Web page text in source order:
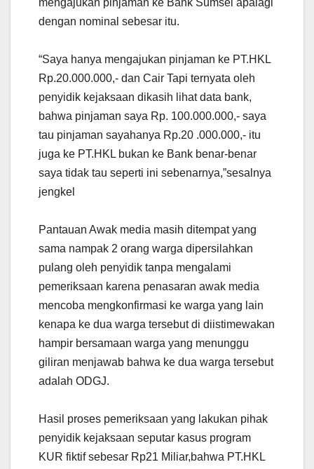
mengajukan pinjaman ke Bank Sumsel apalagi
dengan nominal sebesar itu.
“Saya hanya mengajukan pinjaman ke PT.HKL
Rp.20.000.000,- dan Cair Tapi ternyata oleh
penyidik kejaksaan dikasih lihat data bank,
bahwa pinjaman saya Rp. 100.000.000,- saya
tau pinjaman sayahanya Rp.20 .000.000,- itu
juga ke PT.HKL bukan ke Bank benar-benar
saya tidak tau seperti ini sebenarnya,”sesalnya
jengkel
Pantauan Awak media masih ditempat yang
sama nampak 2 orang warga dipersilahkan
pulang oleh penyidik tanpa mengalami
pemeriksaan karena penasaran awak media
mencoba mengkonfirmasi ke warga yang lain
kenapa ke dua warga tersebut di diistimewakan
hampir bersamaan warga yang menunggu
giliran menjawab bahwa ke dua warga tersebut
adalah ODGJ.
Hasil proses pemeriksaan yang lakukan pihak
penyidik kejaksaan seputar kasus program
KUR fiktif sebesar Rp21 Miliar,bahwa PT.HKL